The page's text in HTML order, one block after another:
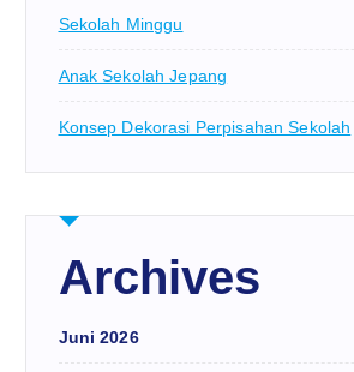
Sekolah Minggu
Anak Sekolah Jepang
Konsep Dekorasi Perpisahan Sekolah
Archives
Juni 2026